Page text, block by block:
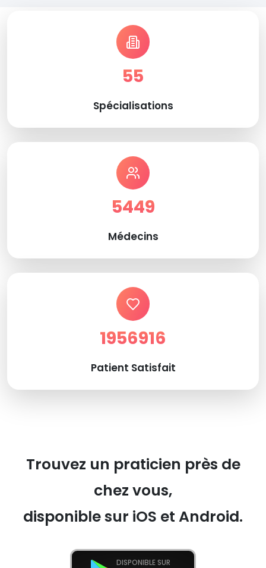
55
Spécialisations
5449
Médecins
1956916
Patient Satisfait
Trouvez un praticien près de
chez vous,
disponible sur iOS et Android.
DISPONIBLE SUR